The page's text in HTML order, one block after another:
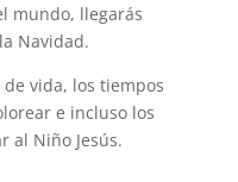
mundo, llegarás
Navidad.
de vida, los tiempos
e incluso los
al Niño Jesús.